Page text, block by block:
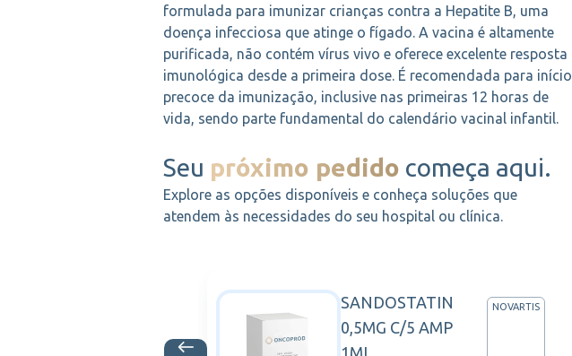
formulada para imunizar crianças contra a Hepatite B, uma
doença infecciosa que atinge o fígado. A vacina é altamente
purificada, não contém vírus vivo e oferece excelente resposta
imunológica desde a primeira dose. É recomendada para início
precoce da imunização, inclusive nas primeiras 12 horas de
vida, sendo parte fundamental do calendário vacinal infantil.
Seu próximo pedido começa aqui.
Explore as opções disponíveis e conheça soluções que
atendem às necessidades do seu hospital ou clínica.
SANDOSTATIN
0,5MG C/5 AMP
NOVARTIS